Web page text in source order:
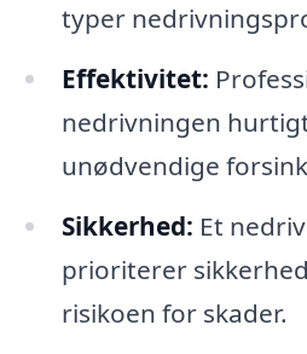
typer
Effektivitet:
nedrivningen
unødvendige
Sikkerhed: Et
prioriterer
risikoen for skader.